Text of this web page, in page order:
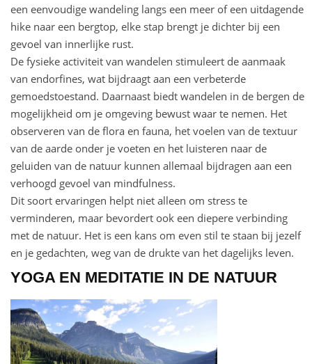
een eenvoudige wandeling langs een meer of een uitdagende
hike naar een bergtop, elke stap brengt je dichter bij een
gevoel van innerlijke rust.
De fysieke activiteit van wandelen stimuleert de aanmaak
van endorfines, wat bijdraagt aan een verbeterde
gemoedstoestand. Daarnaast biedt wandelen in de bergen de
mogelijkheid om je omgeving bewust waar te nemen. Het
observeren van de flora en fauna, het voelen van de textuur
van de aarde onder je voeten en het luisteren naar de
geluiden van de natuur kunnen allemaal bijdragen aan een
verhoogd gevoel van mindfulness.
Dit soort ervaringen helpt niet alleen om stress te
verminderen, maar bevordert ook een diepere verbinding
met de natuur. Het is een kans om even stil te staan bij jezelf
en je gedachten, weg van de drukte van het dagelijks leven.
YOGA EN MEDITATIE IN DE NATUUR